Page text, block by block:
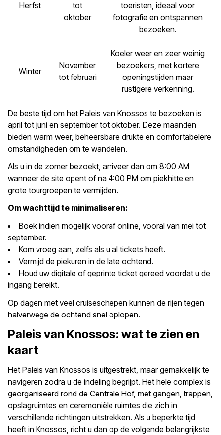
Herfst
tot
oktober
toeristen, ideaal voor
fotografie en ontspannen
bezoeken.
Winter
November
tot februari
Koeler weer en zeer weinig
bezoekers, met kortere
openingstijden maar
rustigere verkenning.
De beste tijd om het Paleis van Knossos te bezoeken is
april tot juni en september tot oktober. Deze maanden
bieden warm weer, beheersbare drukte en comfortabelere
omstandigheden om te wandelen.
Als u in de zomer bezoekt, arriveer dan om 8:00 AM
wanneer de site opent of na 4:00 PM om piekhitte en
grote tourgroepen te vermijden.
Om wachttijd te minimaliseren:
Boek indien mogelijk vooraf online, vooral van mei tot
september.
Kom vroeg aan, zelfs als u al tickets heeft.
Vermijd de piekuren in de late ochtend.
Houd uw digitale of geprinte ticket gereed voordat u de
ingang bereikt.
Op dagen met veel cruiseschepen kunnen de rijen tegen
halverwege de ochtend snel oplopen.
Paleis van Knossos: wat te zien en
kaart
Het Paleis van Knossos is uitgestrekt, maar gemakkelijk te
navigeren zodra u de indeling begrijpt. Het hele complex is
georganiseerd rond de Centrale Hof, met gangen, trappen,
opslagruimtes en ceremoniële ruimtes die zich in
verschillende richtingen uitstrekken. Als u beperkte tijd
heeft in Knossos, richt u dan op de volgende belangrijkste